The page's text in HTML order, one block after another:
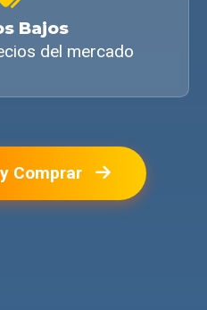
Bajos
del mercado
Comprar